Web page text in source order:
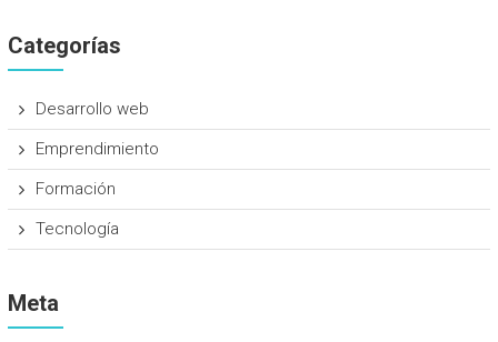
Categorías
Desarrollo web
Emprendimiento
Formación
Tecnología
Meta